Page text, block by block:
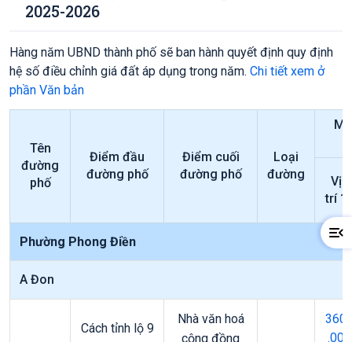
2025-2026
Hàng năm UBND thành phố sẽ ban hành quyết định quy định
hệ số điều chỉnh giá đất áp dụng trong năm. Chi tiết xem ở
phần Văn bản
Tên
đường
phố
Điểm đầu
đường phố
Điểm cuối
đường phố
Loại
đường
Vị
trí 1
Phường Phong Điền
A Đon
Cách tỉnh lộ 9
Nhà văn hoá
cộng đồng
360
.00